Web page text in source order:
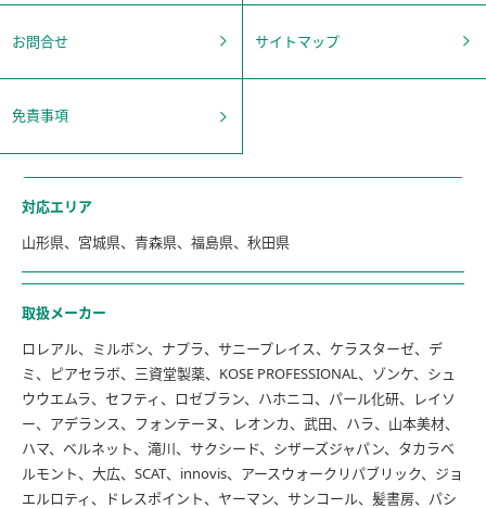
お問合せ サイトマップ
免責事項
対応エリア
山形県、宮城県、青森県、福島県、秋田県
取扱メーカー
ロレアル、ミルボン、ナプラ、サニープレイス、ケラスターゼ、デ
ミ、ピアセラボ、三資堂製薬、KOSE PROFESSIONAL、ゾンケ、シュ
ウウエムラ、セフティ、ロゼブラン、ハホニコ、パール化研、レイソ
ー、アデランス、フォンテーヌ、レオンカ、武田、ハラ、山本美材、
ハマ、ベルネット、滝川、サクシード、シザーズジャパン、タカラベ
ルモント、大広、SCAT、innovis、アースウォークリパブリック、ジョ
エルロティ、ドレスポイント、ヤーマン、サンコール、髪書房、パシ